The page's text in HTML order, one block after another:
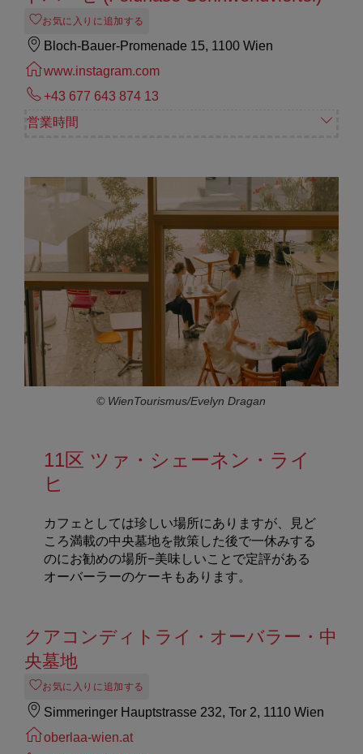
お気に入りに追加する
Bloch-Bauer-Promenade 15, 1100 Wien
www.instagram.com
+43 677 643 874 13
営業時間
© WienTourismus/Evelyn Dragan
11区 ツァ・シェーネン・ライ
ヒ
カフェとしては珍しい場所にありますが、見ど
ころ満載の中央墓地を散策した後で一休みする
のにお勧めの場所−美味しいことで定評がある
オーバーラーのケーキもあります。
クアコンディトライ・オーバラー・中
央墓地
お気に入りに追加する
Simmeringer Hauptstrasse 232, Tor 2, 1110 Wien
oberlaa-wien.at